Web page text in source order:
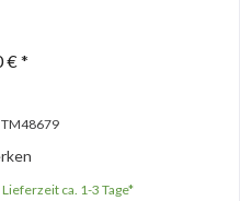
€ *
TM48679
ca. 1-3 Tage*